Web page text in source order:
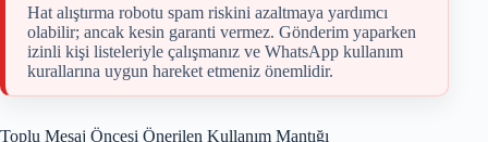
Hat alıştırma robotu spam riskini azaltmaya yardımcı
olabilir; ancak kesin garanti vermez. Gönderim yaparken
izinli kişi listeleriyle çalışmanız ve WhatsApp kullanım
kurallarına uygun hareket etmeniz önemlidir.
Toplu Mesaj Öncesi Önerilen Kullanım Mantığı